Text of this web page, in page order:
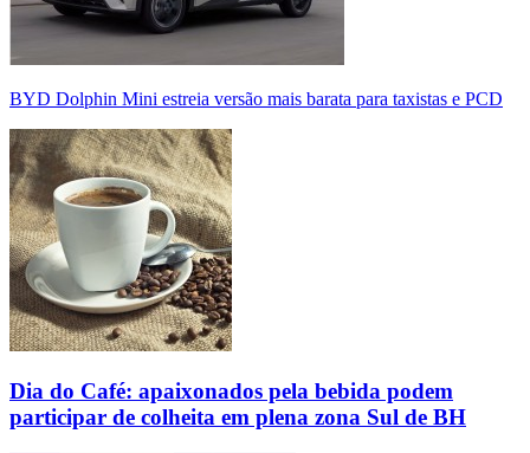
BYD Dolphin Mini estreia versão mais barata para taxistas e PCD
Dia do Café: apaixonados pela bebida podem
participar de colheita em plena zona Sul de BH